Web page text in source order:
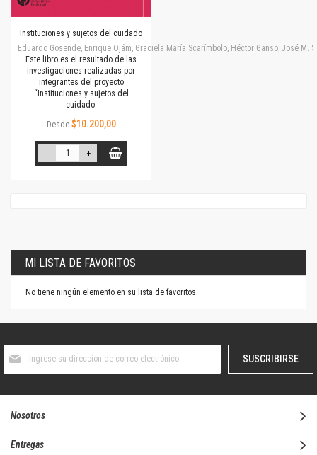
Instituciones y sujetos del cuidado
Eduardo Gosende, Enrique Ojám, Graciela María Scarímbolo, Héctor Ganso, José
Este libro es el resultado de las
investigaciones realizadas por
integrantes del proyecto
“Instituciones y sujetos del
cuidado.
Desde $10.200,00
- +
MI LISTA DE FAVORITOS
No tiene ningún elemento en su lista de favoritos.
boletín
SUSCRIBIRSE
Nosotros
Entregas